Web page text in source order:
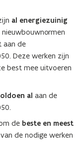
u
w
v
e
n
t
r
)
al energiezuinig
aan de
Deze werken zijn
best mee uitvoeren
al aan de
de beste en meest
van de nodige werken